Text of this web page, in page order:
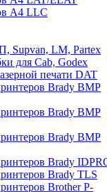
А4 LLC
Supvan, LM, Partex
для Cab, Godex
печати DAT
Brady BMP
Brady BMP
Brady BMP
Brady
Brady TLS
Brother P-